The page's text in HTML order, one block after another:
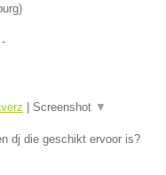
)
-
Screenshot ▼
dj die geschikt ervoor is?